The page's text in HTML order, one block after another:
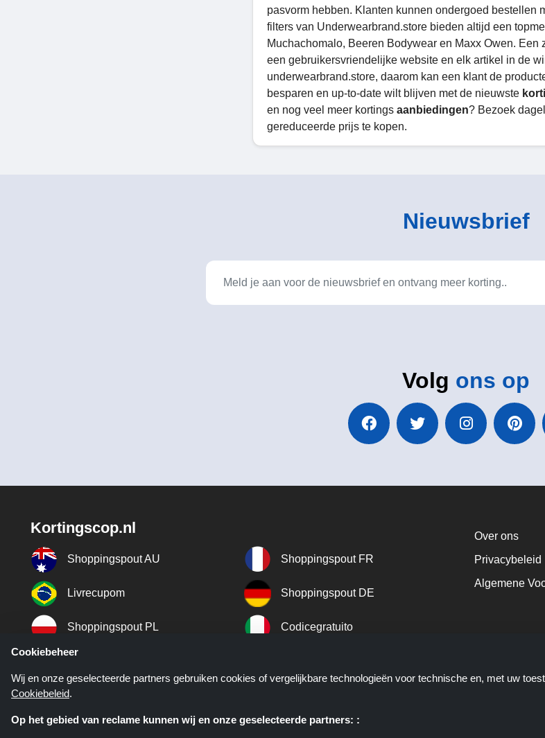
pasvorm hebben. Klanten kunnen ondergoed bestellen
filters van Underwearbrand.store bieden altijd een
Muchachomalo, Beeren Bodywear en Maxx Owen.
een gebruikersvriendelijke website en elk artikel in de
underwearbrand.store, daarom kan een klant de
besparen en up-to-date wilt blijven met de nieuwste
en nog veel meer kortings aanbiedingen? Bezoek
gereduceerde prijs te kopen.
Nieuwsbrief
Volg ons op
Kortingscop.nl
Shoppingspout AU Shoppingspout FR
Livrecupom Shoppingspout DE
Shoppingspout PL Codicegratuito
Shoppingspout SE
Over ons
Privacybeleid
Algemene
Cookiebeheer
Wij en onze geselecteerde partners gebruiken cookies of vergelijkbare technologieën voor technische en, met uw
Cookiebeleid.
Op het gebied van reclame kunnen wij en onze geselecteerde partners: :